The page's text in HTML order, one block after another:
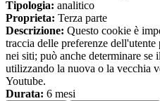
Tipologia: analitico
Proprieta: Terza parte
Descrizione: Questo cookie è
traccia delle preferenze
nei siti; può anche determinare se
utilizzando la nuova o la vecchia
Youtube.
Durata: 6 mesi